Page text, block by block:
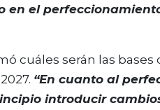
en el
cuáles serán las
“En cuanto al
introducir